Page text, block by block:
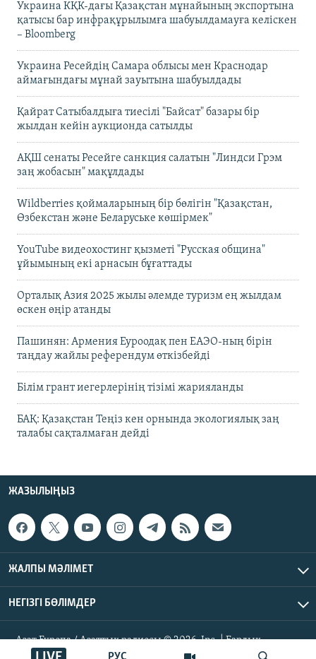
Украина КҚК-дағы Қазақстан мұнайының экспортына
қатысы бар инфрақұрылымға шабуылдамауға келіскен
– Bloomberg
Украина Ресейдің Самара облысы мен Краснодар
аймағындағы мұнай зауытына шабуылдады
Қайрат Сатыбалдыға тиесілі "Байсат" базары бір
жылдан кейін аукционда сатылды
АҚШ сенаты Ресейге санкция салатын "Линдси Грэм
заң жобасын" мақұлдады
Wildberries қоймаларының бір бөлігін "Қазақстан,
Өзбекстан және Беларуське көшірмек"
YouTube видеохостинг қызметі "Русская община"
ұйымының екі арнасын бұғаттады
Орталық Азия 2025 жылы әлемде туризм ең жылдам
өскен өңір атанды
Пашинян: Армения Еуроодақ пен ЕАЭО-ның бірін
таңдау жайлы референдум өткізбейді
Білім грант иегерлерінің тізімі жарияланды
БАҚ: Қазақстан Теңіз кен орнында экологиялық заң
талабы сақталмаған дейді
ЖАЗЫЛЫҢЫЗ
ЖАЛПЫ МӘЛІМЕТ
НЕГІЗГІ БӨЛІМДЕР
Азат Еуропа / Азаттық радиосы © 2026, Inc. | Барлық
құқықтары қорғалған